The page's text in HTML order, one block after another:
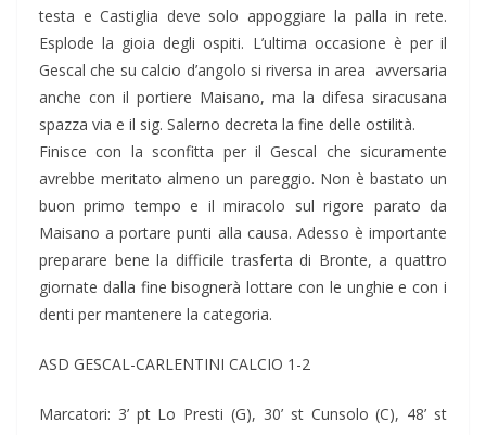
testa e Castiglia deve solo appoggiare la palla in rete.
Esplode la gioia degli ospiti. L’ultima occasione è per il
Gescal che su calcio d’angolo si riversa in area avversaria
anche con il portiere Maisano, ma la difesa siracusana
spazza via e il sig. Salerno decreta la fine delle ostilità.
Finisce con la sconfitta per il Gescal che sicuramente
avrebbe meritato almeno un pareggio. Non è bastato un
buon primo tempo e il miracolo sul rigore parato da
Maisano a portare punti alla causa. Adesso è importante
preparare bene la difficile trasferta di Bronte, a quattro
giornate dalla fine bisognerà lottare con le unghie e con i
denti per mantenere la categoria.
ASD GESCAL-CARLENTINI CALCIO 1-2
Marcatori: 3’ pt Lo Presti (G), 30’ st Cunsolo (C), 48’ st